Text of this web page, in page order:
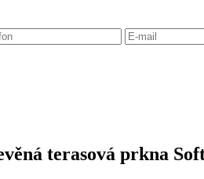
terasová prkna